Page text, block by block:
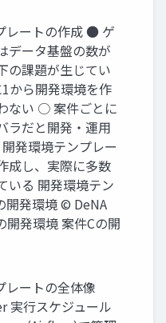
レートの作成 ● ゲ
データ基盤の数が
の課題が生じてい
から開発環境を作
ない ○ 案件ごとに
ラだと開発・運用
発環境テンプレー
成し、実際に多数
いる 開発環境テン
開発環境 © DeNA
発環境 案件Cの開
レートの全体像
実行スケジュール